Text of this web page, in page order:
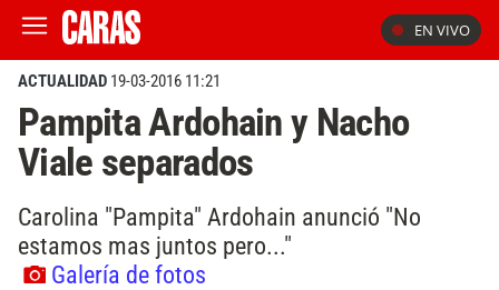
EN VIVO
ACTUALIDAD 19-03-2016 11:21
Pampita Ardohain y Nacho
Viale separados
Carolina "Pampita" Ardohain anunció "No
estamos mas juntos pero..."
Galería de fotos